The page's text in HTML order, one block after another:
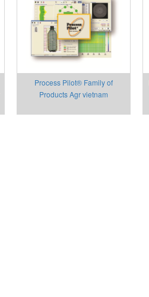
Process Pilot® Family of
Products Agr vietnam